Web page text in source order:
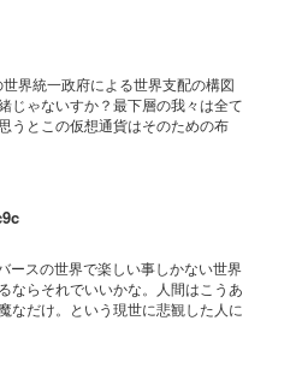
世界統一政府による世界支配の構図
じゃないすか？最下層の我々は全て
うとこの仮想通貨はそのための布
ースの世界で楽しい事しかない世界
ならそれでいいかな。人間はこうあ
なだけ。という現世に悲観した人に